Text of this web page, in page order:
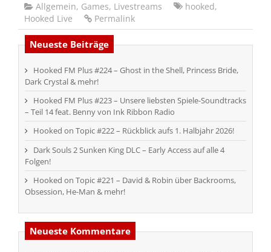
Allgemein, Games, Livestreams hooked,
Hooked Live
Permalink
Neueste Beiträge
Hooked FM Plus #224 – Ghost in the Shell, Princess Bride,
Dark Crystal & mehr!
Hooked FM Plus #223 – Unsere liebsten Spiele-Soundtracks
– Teil 14 feat. Benny von Ink Ribbon Radio
Hooked on Topic #222 – Rückblick aufs 1. Halbjahr 2026!
Dark Souls 2 Sunken King DLC – Early Access auf alle 4
Folgen!
Hooked on Topic #221 – David & Robin über Backrooms,
Obsession, He-Man & mehr!
Neueste Kommentare